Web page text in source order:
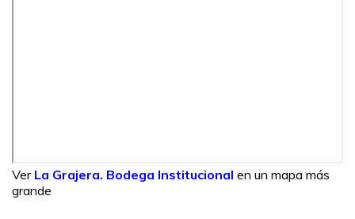
Ver La Grajera. Bodega Institucional en un mapa más
grande